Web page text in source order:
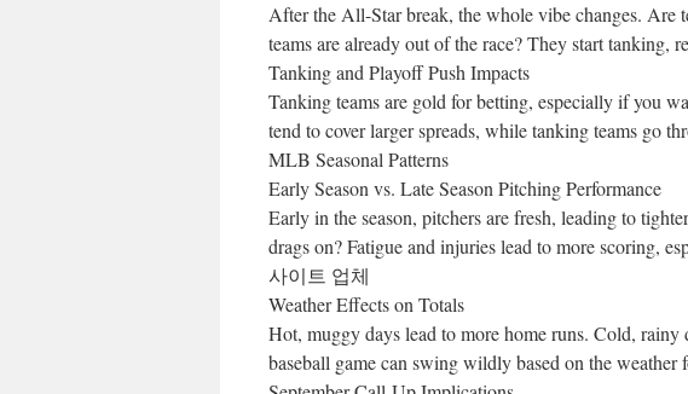
After the All-Star break, the whole vibe changes.
teams are already out of the race? They start tanking,
Tanking and Playoff Push Impacts
Tanking teams are gold for betting, especially if you
tend to cover larger spreads, while tanking teams go
MLB Seasonal Patterns
Early Season vs. Late Season Pitching Performance
Early in the season, pitchers are fresh, leading to
drags on? Fatigue and injuries lead to more scoring,
사이트 업체
Weather Effects on Totals
Hot, muggy days lead to more home runs. Cold, rainy
baseball game can swing wildly based on the weather